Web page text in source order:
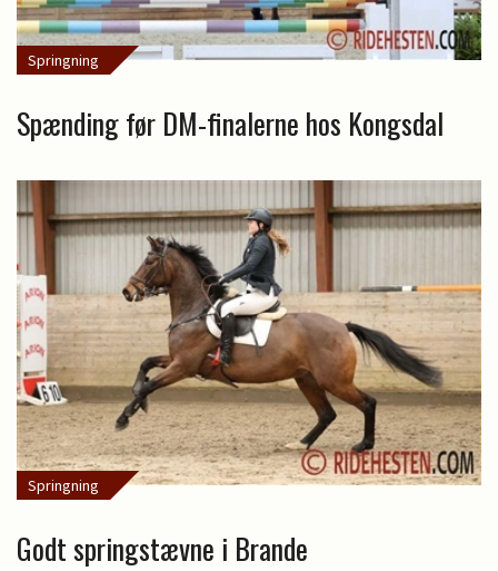
Springning
Spænding før DM-finalerne hos Kongsdal
Springning
Godt springstævne i Brande